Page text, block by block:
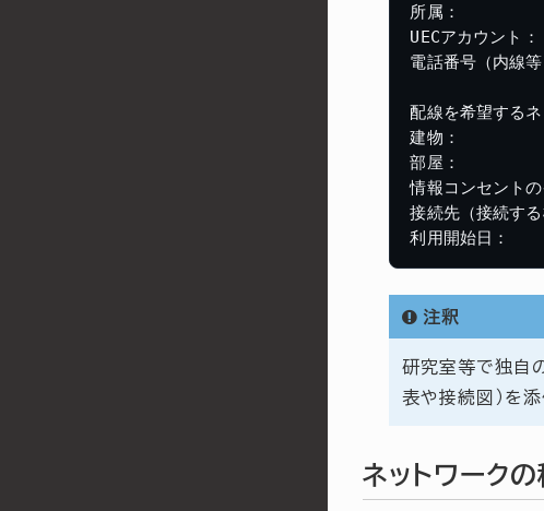
所属：
UECアカウント：
電話番号（内線等
配線を希望する
建物：
部屋：
情報コンセントの
接続先（接続す
注釈
研究室等で独自
表や接続図）を添
ネットワーク